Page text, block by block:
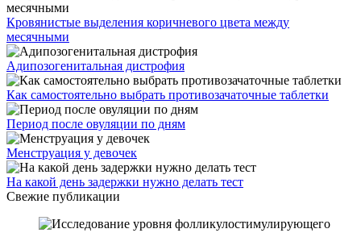
Кровянистые выделения коричневого цвета между
месячными
Адипозогенитальная дистрофия
Как самостоятельно выбрать противозачаточные таблетки
Период после овуляции по дням
Менструация у девочек
На какой день задержки нужно делать тест
Свежие публикации